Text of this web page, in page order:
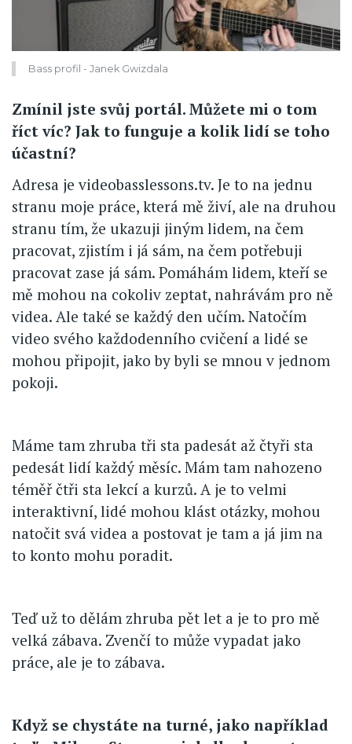
Bass profil - Janek Gwizdala
Zmínil jste svůj portál. Můžete mi o tom
říct víc? Jak to funguje a kolik lidí se toho
účastní?
Adresa je videobasslessons.tv. Je to na jednu
stranu moje práce, která mě živí, ale na druhou
stranu tím, že ukazuji jiným lidem, na čem
pracovat, zjistím i já sám, na čem potřebuji
pracovat zase já sám. Pomáhám lidem, kteří se
mě mohou na cokoliv zeptat, nahrávám pro ně
videa. Ale také se každý den učím. Natočím
video svého každodenního cvičení a lidé se
mohou připojit, jako by byli se mnou v jednom
pokoji.
Máme tam zhruba tři sta padesát až čtyři sta
pedesát lidí každý měsíc. Mám tam nahozeno
téměř čtři sta lekcí a kurzů. A je to velmi
interaktivní, lidé mohou klást otázky, mohou
natočit svá videa a postovat je tam a já jim na
to konto mohu poradit.
Teď už to dělám zhruba pět let a je to pro mě
velká zábava. Zvenčí to může vypadat jako
práce, ale je to zábava.
Když se chystáte na turné, jako například